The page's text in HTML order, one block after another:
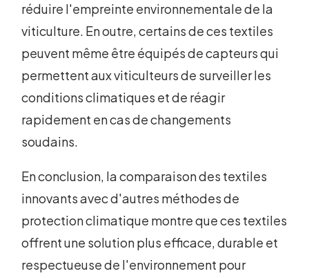
réduire l'empreinte environnementale de la
viticulture. En outre, certains de ces textiles
peuvent même être équipés de capteurs qui
permettent aux viticulteurs de surveiller les
conditions climatiques et de réagir
rapidement en cas de changements
soudains.
En conclusion, la comparaison des textiles
innovants avec d'autres méthodes de
protection climatique montre que ces textiles
offrent une solution plus efficace, durable et
respectueuse de l'environnement pour